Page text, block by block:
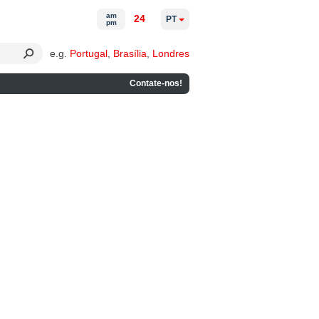
e.g. Portugal Brasília Londres
Contate-nos!
am
pm
24 PT